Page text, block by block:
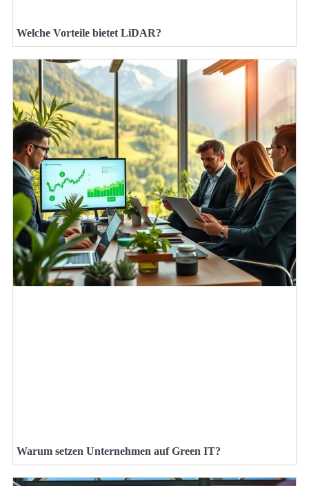
Welche Vorteile bietet LiDAR?
Warum setzen Unternehmen auf Green IT?